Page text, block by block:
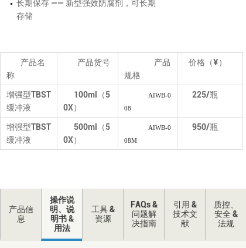
长期保存 —— 新型强效防腐剂，可长期
存储
产品名
称
产品货号
产品
规格
价格（¥）
增强型TBST
缓冲液
100ml（5
0X）
AIWB-0
08
225/瓶
增强型TBST
缓冲液
500ml（5
0X）
AIWB-0
08M
950/瓶
产品信
息
操作说
明、说
明书 &
用法
工具 &
资源
FAQs &
问题解
决指南
引用 &
技术文
献
质控、
安全 &
法规